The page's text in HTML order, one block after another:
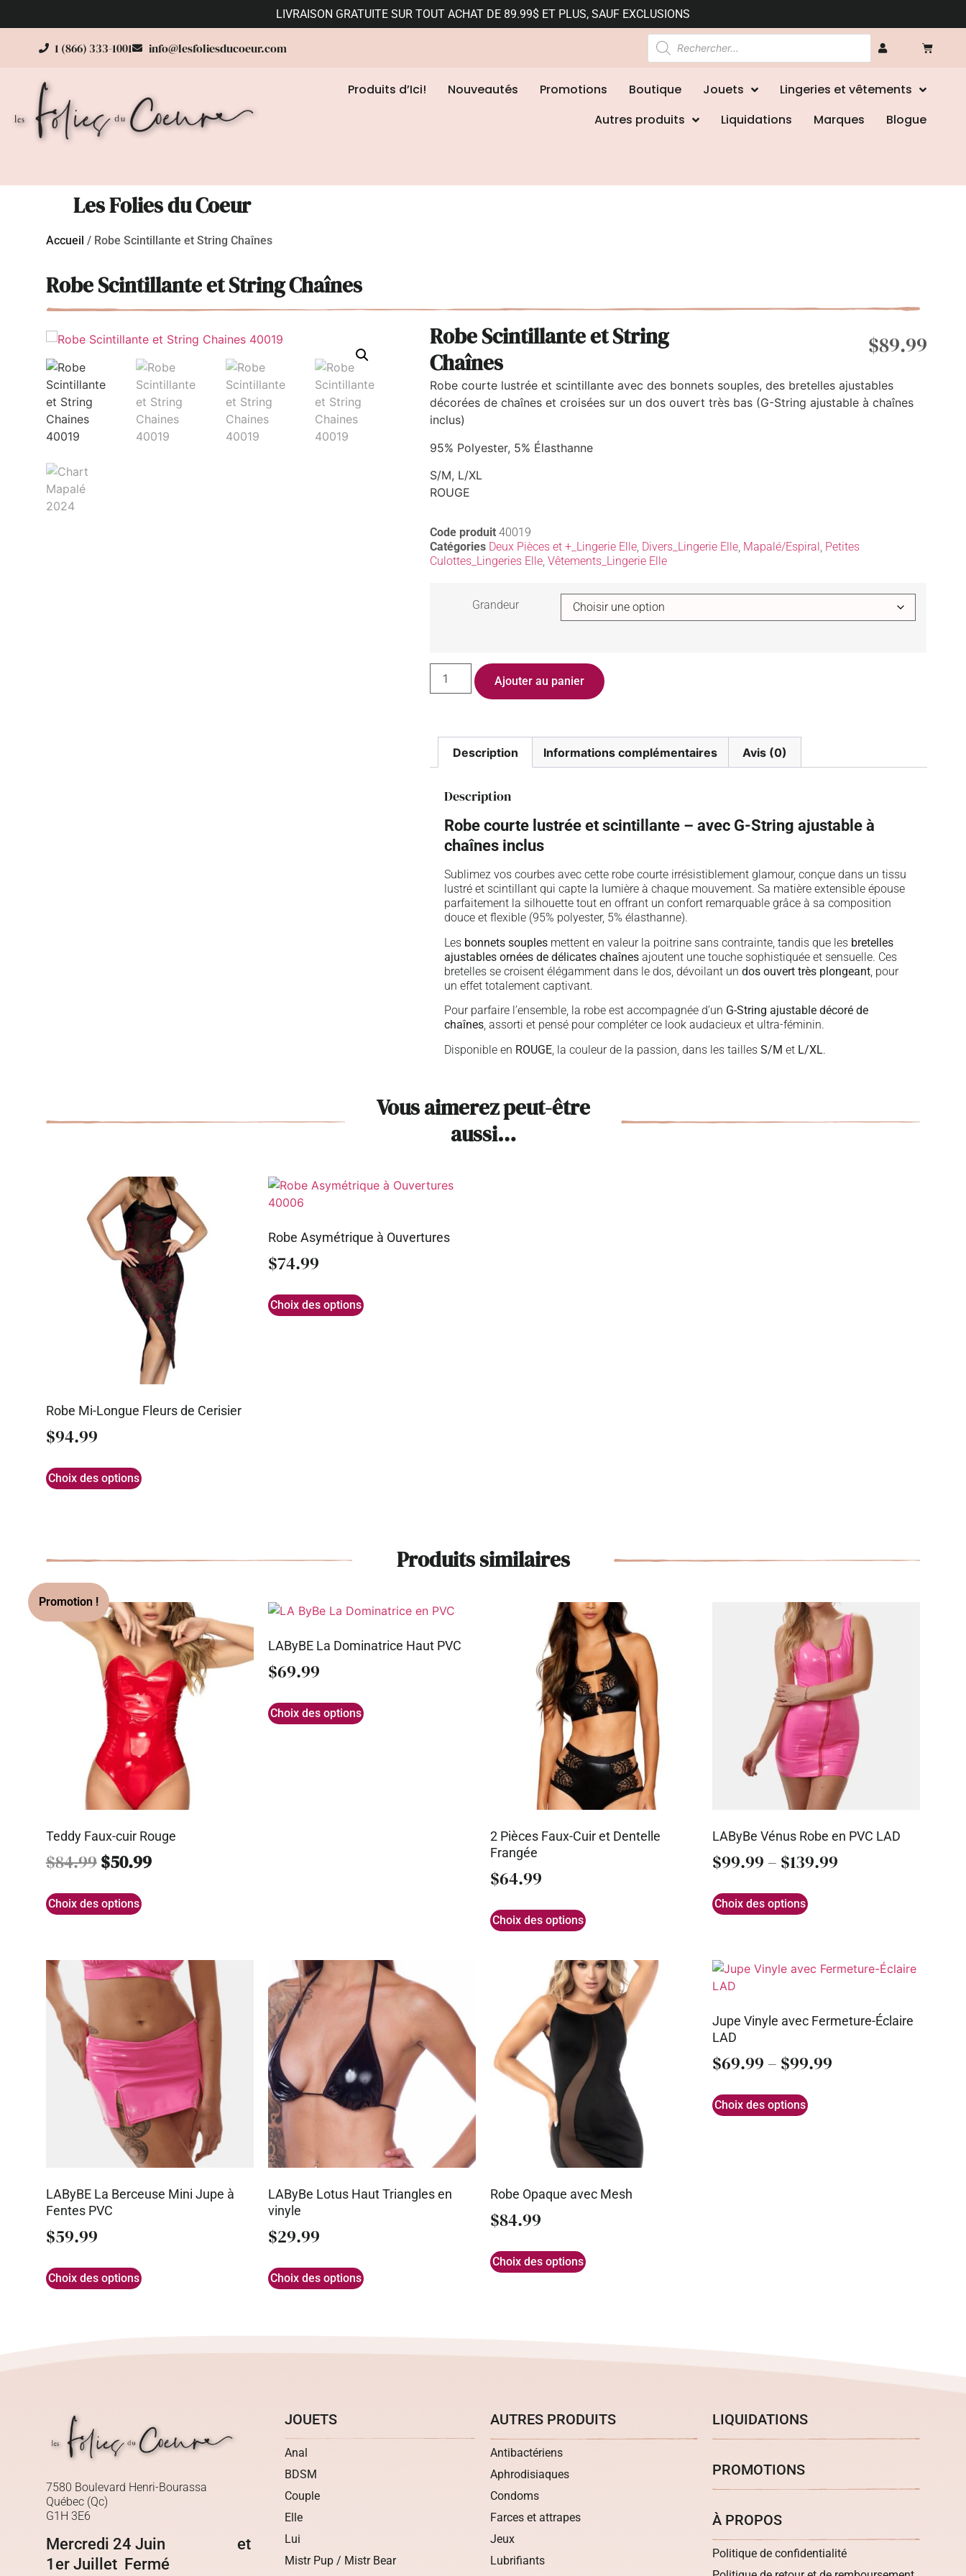
LIVRAISON GRATUITE SUR TOUT ACHAT DE 89.99$ ET PLUS, SAUF EXCLUSIONS
1 (866) 333-1001 info@lesfoliesducoeur.com
Produits d’Ici! Nouveautés Promotions Boutique Jouets
Lingeries et vêtements
Autres produits
Liquidations Marques Blogue
Les Folies du Coeur
Accueil / Robe Scintillante et String Chaînes
Robe Scintillante et String Chaînes
Robe Scintillante et String
Chaînes
$89.99
Robe courte lustrée et scintillante avec des bonnets souples, des bretelles ajustables
décorées de chaînes et croisées sur un dos ouvert très bas (G-String ajustable à chaînes
inclus)
95% Polyester, 5% Élasthanne
S/M, L/XL
ROUGE
Code produit40019
Catégories Deux Pièces et +_Lingerie Elle, Divers_Lingerie Elle, Mapalé/Espiral , Petites
Culottes_Lingeries Elle,Vêtements_Lingerie Elle
Grandeur
Ajouter au panier
Description Informations complémentaires Avis (0)
Description
Robe courte lustrée et scintillante – avec G-String ajustable à
chaînes inclus
Sublimez vos courbes avec cette robe courte irrésistiblement glamour, conçue dans un tissu
lustré et scintillant qui capte la lumière à chaque mouvement. Sa matière extensible épouse
parfaitement la silhouette tout en offrant un confort remarquable grâce à sa composition
douce et flexible (95% polyester, 5% élasthanne).
Les bonnets souples mettent en valeur la poitrine sans contrainte, tandis que les bretelles
ajustables ornées de délicates chaînes ajoutent une touche sophistiquée et sensuelle. Ces
bretelles se croisent élégamment dans le dos, dévoilant undos ouvert très plongeant, pour
un effet totalement captivant.
Pour parfaire l’ensemble, la robe est accompagnée d’un G-String ajustable décoré de
chaînes, assorti et pensé pour compléter ce look audacieux et ultra-féminin.
Disponible en ROUGE , la couleur de la passion, dans les taillesS/M et L/XL.
Vous aimerez peut-être
aussi…
Robe Mi-Longue Fleurs de Cerisier
$94.99
Choix des options
Robe Asymétrique à Ouvertures
$74.99
Choix des options
Produits similaires
Teddy Faux-cuir Rouge
$84.99$50.99
Choix des options
LAByBE La Dominatrice Haut PVC
$69.99
Choix des options
2 Pièces Faux-Cuir et Dentelle
Frangée
$64.99
Choix des options
LAByBe Vénus Robe en PVC LAD
$99.99 – $139.99
Choix des options
LAByBE La Berceuse Mini Jupe à
Fentes PVC
$59.99
Choix des options
LAByBe Lotus Haut Triangles en
vinyle
$29.99
Choix des options
Robe Opaque avec Mesh
$84.99
Choix des options
Jupe Vinyle avec Fermeture-Éclaire
LAD
$69.99 – $99.99
Choix des options
7580 Boulevard Henri-Bourassa
Québec (Qc)
G1H 3E6
Mercredi 24 Juin et
1er Juillet Fermé
JOUETS
Anal
BDSM
Couple
Elle
Lui
Mistr Pup / Mistr Bear
AUTRES PRODUITS
Antibactériens
Aphrodisiaques
Condoms
Farces et attrapes
Jeux
Lubrifiants
LIQUIDATIONS
PROMOTIONS
À PROPOS
Politique de confidentialité